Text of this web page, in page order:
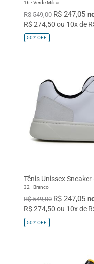
16 - Verde Militar
R$ 549,00 R$ 247,05
R$ 274,50 ou 10x de
50%OFF
Tênis Unissex Sneaker
32 - Branco
R$ 549,00 R$ 247,05
R$ 274,50 ou 10x de
50%OFF